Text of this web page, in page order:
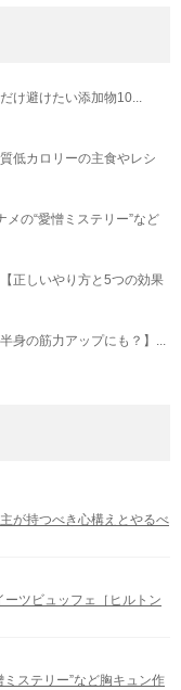
け避けたい添加物10...
低カロリーの主食やレシ
の“愛憎ミステリー”など
正しいやり方と5つの効果
身の筋力アップにも？】...
が持つべき心構えとやるべ
ツビュッフェ［ヒルトン
ステリー”など胸キュン作